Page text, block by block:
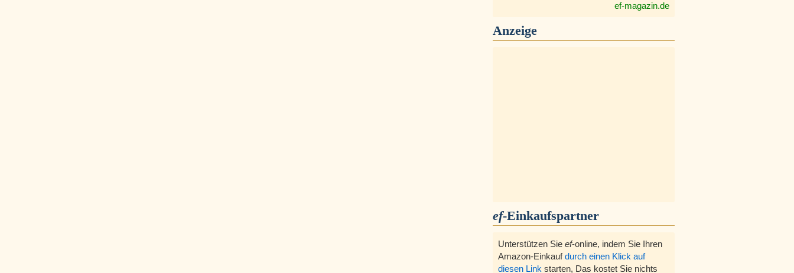
ef-magazin.de
Anzeige
ef-Einkaufspartner
Unterstützen Sie ef-online, indem Sie Ihren
Amazon-Einkaufdurch einen Klick auf
diesen Link starten, Das kostet Sie nichts